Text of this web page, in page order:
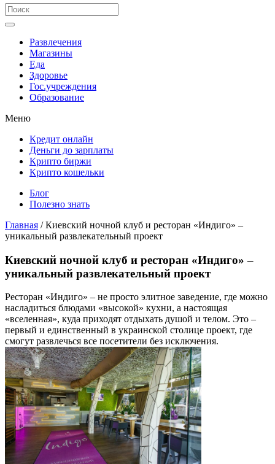
Развлечения
Магазины
Еда
Здоровье
Гос.учреждения
Образование
Меню
Кредит онлайн
Деньги до зарплаты
Крипто биржи
Крипто кошельки
Блог
Полезно знать
Главная / Киевский ночной клуб и ресторан «Индиго» –
уникальный развлекательный проект
Киевский ночной клуб и ресторан «Индиго» –
уникальный развлекательный проект
Ресторан «Индиго» – не просто элитное заведение, где можно
насладиться блюдами «высокой» кухни, а настоящая
«вселенная», куда приходят отдыхать душой и телом. Это –
первый и единственный в украинской столице проект, где
смогут развлечься все посетители без исключения.